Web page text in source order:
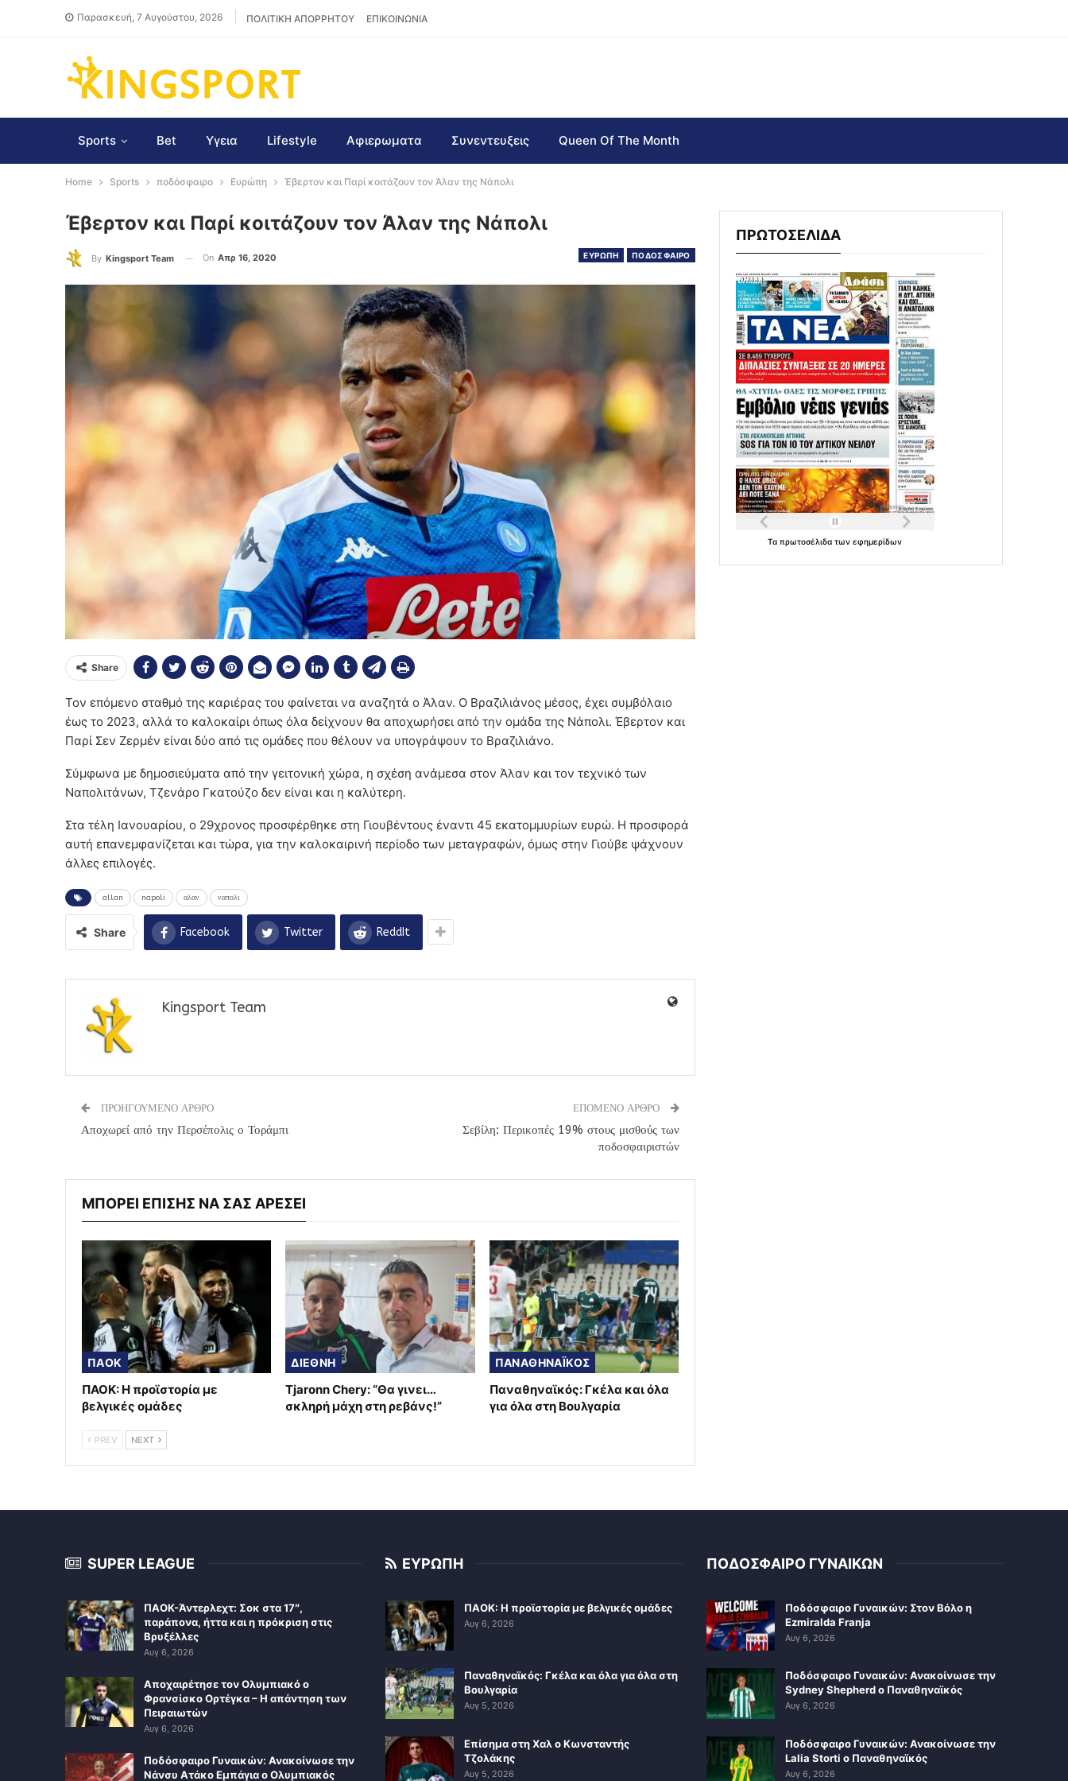
Παρασκευή, 7 Αυγούστου, 2026 ΠΟΛΙΤΙΚΗ ΑΠΟΡΡΗΤΟΥ ΕΠΙΚΟΙΝΩΝΙΑ
Sports Bet Υγεια Lifestyle Αφιερωματα Συνεντευξεις Queen Of The Month
Home Sports ποδόσφαιρο Ευρώπη Έβερτον και Παρί κοιτάζουν τον Άλαν της Νάπολι
Έβερτον και Παρί κοιτάζουν τον Άλαν της Νάπολι
ΕΥΡΩΠΗ ΠΟΔΟΣΦΑΙΡΟ
By Kingsport Team On Απρ 16, 2020
Share
Τον επόμενο σταθμό της καριέρας του φαίνεται να αναζητά ο Άλαν. Ο Βραζιλιάνος μέσος, έχει συμβόλαιο
έως το 2023, αλλά το καλοκαίρι όπως όλα δείχνουν θα αποχωρήσει από την ομάδα της Νάπολι. Έβερτον και
Παρί Σεν Ζερμέν είναι δύο από τις ομάδες που θέλουν να υπογράψουν το Βραζιλιάνο.
Σύμφωνα με δημοσιεύματα από την γειτονική χώρα, η σχέση ανάμεσα στον Άλαν και τον τεχνικό των
Ναπολιτάνων, Τζενάρο Γκατούζο δεν είναι και η καλύτερη.
Στα τέλη Ιανουαρίου, ο 29χρονος προσφέρθηκε στη Γιουβέντους έναντι 45 εκατομμυρίων ευρώ. Η προσφορά
αυτή επανεμφανίζεται και τώρα, για την καλοκαιρινή περίοδο των μεταγραφών, όμως στην Γιούβε ψάχνουν
άλλες επιλογές.
allan napoli αλαν ναπολι
Share Facebook Twitter ReddIt
Kingsport Team
ΠΡΟΗΓΟΥΜΕΝΟ ΑΡΘΡΟ
Αποχωρεί από την Περσέπολις ο Τοράμπι
ΕΠΟΜΕΝΟ ΑΡΘΡΟ
Σεβίλη: Περικοπές 19% στους μισθούς των
ποδοσφαιριστών
ΜΠΟΡΕΙ ΕΠΙΣΗΣ ΝΑ ΣΑΣ ΑΡΕΣΕΙ
ΠΑΟΚ
ΠΑΟΚ: Η προϊστορία με
βελγικές ομάδες
ΔΙΕΘΝΗ
Tjaronn Chery: “Θα γινει…
σκληρή μάχη στη ρεβάνς!”
ΠΑΝΑΘΗΝΑΪΚΟΣ
Παναθηναϊκός: Γκέλα και όλα
για όλα στη Βουλγαρία
PREV NEXT
ΠΡΩΤΟΣΕΛΙΔΑ
Ταπρωτοσέλιδατωνεφημερίδων
SUPER LEAGUE
ΠΑΟΚ-Άντερλεχτ: Σοκ στα 17″,
παράπονα, ήττα και η πρόκριση στις
Βρυξέλλες
Αυγ 6, 2026
Αποχαιρέτησε τον Ολυμπιακό ο
Φρανσίσκο Ορτέγκα – Η απάντηση των
Πειραιωτών
Αυγ 6, 2026
Ποδόσφαιρο Γυναικών: Ανακοίνωσε την
Νάνσυ Ατάκο Εμπάγια ο Ολυμπιακός
ΕΥΡΩΠΗ
ΠΑΟΚ: Η προϊστορία με βελγικές ομάδες
Αυγ 6, 2026
Παναθηναϊκός: Γκέλα και όλα για όλα στη
Βουλγαρία
Αυγ 5, 2026
Επίσημα στη Χαλ ο Κωνσταντής
Τζολάκης
Αυγ 5, 2026
ΠΟΔΟΣΦΑΙΡΟ ΓΥΝΑΙΚΩΝ
Ποδόσφαιρο Γυναικών: Στον Βόλο η
Ezmiralda Franja
Αυγ 6, 2026
Ποδόσφαιρο Γυναικών: Ανακοίνωσε την
Sydney Shepherd ο Παναθηναϊκός
Αυγ 6, 2026
Ποδόσφαιρο Γυναικών: Ανακοίνωσε την
Lalia Storti ο Παναθηναϊκός
Αυγ 6, 2026